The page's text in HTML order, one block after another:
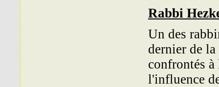
Rabbi
Un des
dernier de
confrontés
l'influence